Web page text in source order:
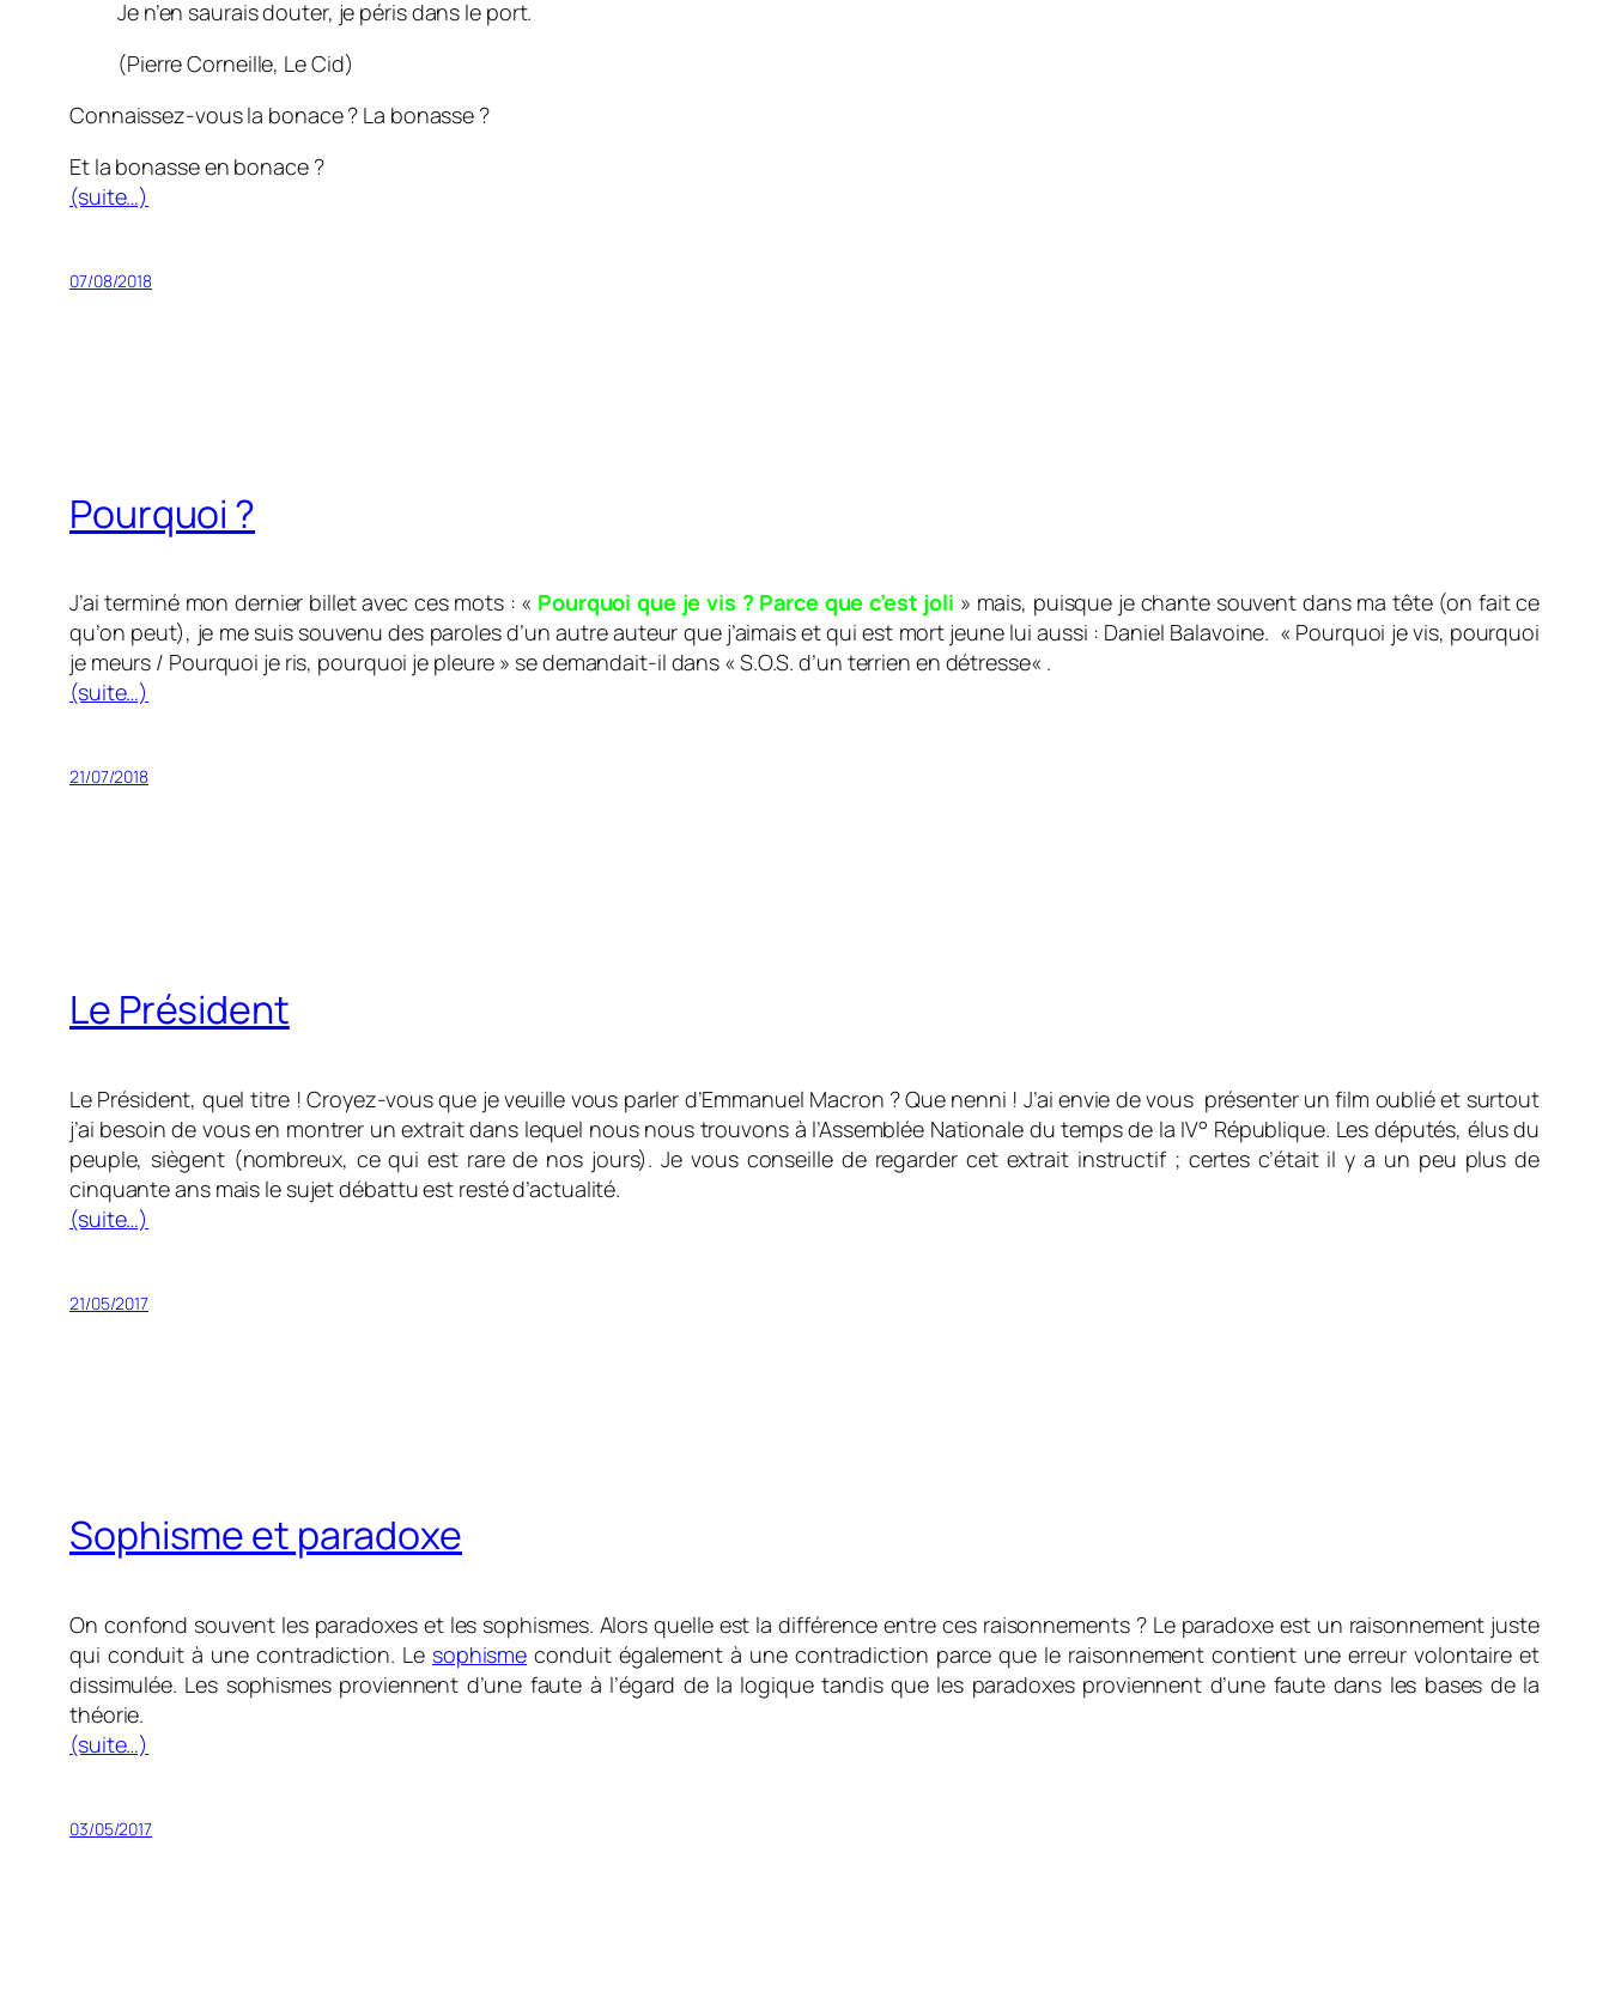
Je n’en saurais douter, je péris dans le port.
(Pierre Corneille, Le Cid)
Connaissez-vous la bonace ? La bonasse ?
Et la bonasse en bonace ?
(suite…)
07/08/2018
Pourquoi ?
J’ai terminé mon dernier billet avec ces mots : « Pourquoi que je vis ? Parce que c’est joli » mais, puisque je chante souvent dans ma tête (on fait ce
qu’on peut), je me suis souvenu des paroles d’un autre auteur que j’aimais et qui est mort jeune lui aussi : Daniel Balavoine. « Pourquoi je vis, pourquoi
je meurs / Pourquoi je ris, pourquoi je pleure » se demandait-il dans « S.O.S. d’un terrien en détresse« .
(suite…)
21/07/2018
Le Président
Le Président, quel titre ! Croyez-vous que je veuille vous parler d’Emmanuel Macron ? Que nenni ! J’ai envie de vous présenter un film oublié et surtout
j’ai besoin de vous en montrer un extrait dans lequel nous nous trouvons à l’Assemblée Nationale du temps de la IV° République. Les députés, élus du
peuple, siègent (nombreux, ce qui est rare de nos jours). Je vous conseille de regarder cet extrait instructif ; certes c’était il y a un peu plus de
cinquante ans mais le sujet débattu est resté d’actualité.
(suite…)
21/05/2017
Sophisme et paradoxe
On confond souvent les paradoxes et les sophismes. Alors quelle est la différence entre ces raisonnements ? Le paradoxe est un raisonnement juste
qui conduit à une contradiction. Le sophisme conduit également à une contradiction parce que le raisonnement contient une erreur volontaire et
dissimulée. Les sophismes proviennent d’une faute à l’égard de la logique tandis que les paradoxes proviennent d’une faute dans les bases de la
théorie.
(suite…)
03/05/2017